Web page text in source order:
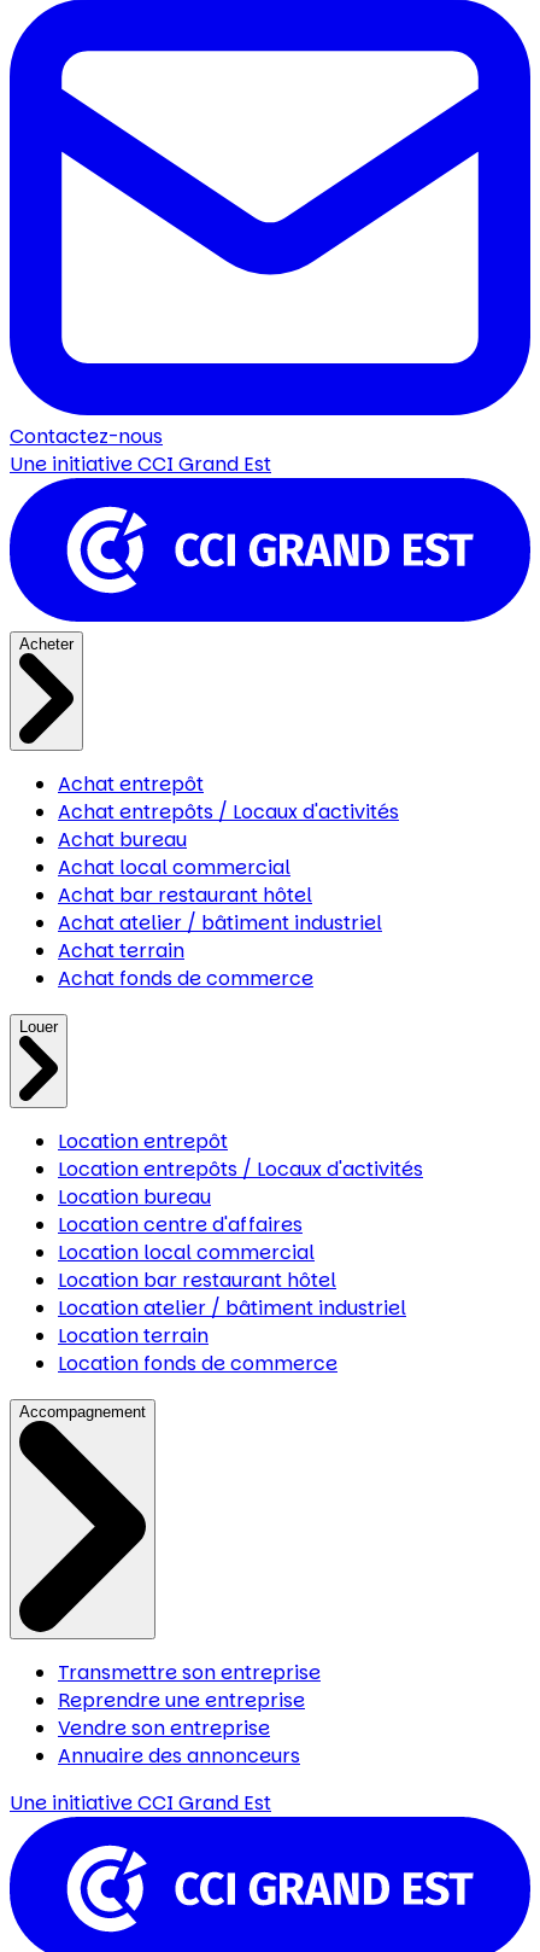
Contactez-nous
Une initiativeCCI Grand Est
Acheter
Achat entrepôt
Achat entrepôts / Locaux d'activités
Achat bureau
Achat local commercial
Achat bar restaurant hôtel
Achat atelier / bâtiment industriel
Achat terrain
Achat fonds de commerce
Louer
Location entrepôt
Location entrepôts / Locaux d'activités
Location bureau
Location centre d'affaires
Location local commercial
Location bar restaurant hôtel
Location atelier / bâtiment industriel
Location terrain
Location fonds de commerce
Accompagnement
Transmettre son entreprise
Reprendre une entreprise
Vendre son entreprise
Annuaire des annonceurs
Une initiativeCCI Grand Est